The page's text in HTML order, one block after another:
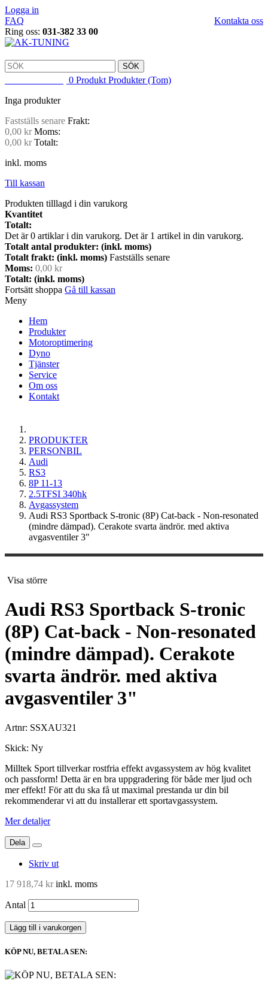
Logga in
Kontakta oss
FAQ
Ring oss: 031-382 33 00
SÖK
0 Produkt Produkter (Tom)
Inga produkter
Fastställs senare Frakt:
0,00 kr Moms:
0,00 kr Totalt:
inkl. moms
Till kassan
Produkten tilllagd i din varukorg
Kvantitet
Totalt:
Det är0 artiklar i din varukorg. Det är 1 artikel in din varukorg.
Totalt antal produkter: (inkl. moms)
Totalt frakt: (inkl. moms) Fastställs senare
Moms: 0,00 kr
Totalt: (inkl. moms)
Fortsätt shoppa Gå till kassan
Meny
Hem
Produkter
Motoroptimering
Dyno
Tjänster
Service
Om oss
Kontakt
PRODUKTER
PERSONBIL
Audi
RS3
8P 11-13
2.5TFSI 340hk
Avgassystem
Audi RS3 Sportback S-tronic (8P) Cat-back - Non-resonated
(mindre dämpad). Cerakote svarta ändrör. med aktiva
avgasventiler 3"
Visa större
Audi RS3 Sportback S-tronic
(8P) Cat-back - Non-resonated
(mindre dämpad). Cerakote
svarta ändrör. med aktiva
avgasventiler 3"
Artnr: SSXAU321
Skick: Ny
Milltek Sport tillverkar rostfria effekt avgassystem av hög kvalitet
och passform! Detta är en bra uppgradering för både mer ljud och
mer effekt! För att du ska få ut maximal prestanda ur din bil
rekommenderar vi att du installerar ett sportavgassystem.
Mer detaljer
Dela
Skriv ut
17 918,74 krinkl. moms
Antal
Lägg till i varukorgen
KÖP NU, BETALA SEN: